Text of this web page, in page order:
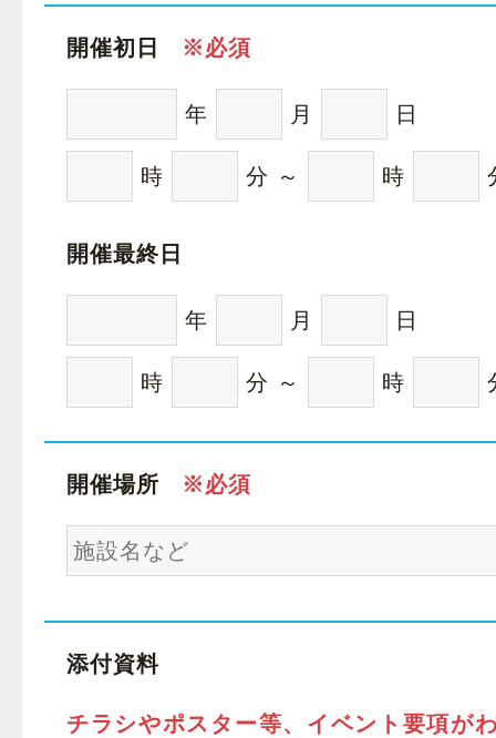
開催初日
年 月 日
時 分 ～ 時
開催最終日
年 月 日
時 分 ～ 時
開催場所
添付資料
チラシやポスター等、イベント要項が